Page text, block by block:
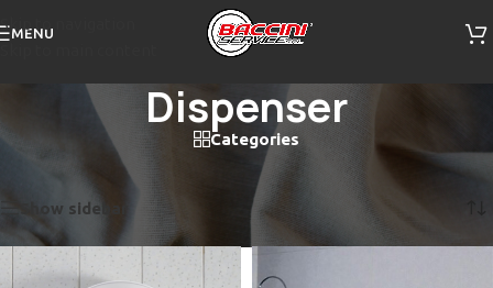
Skip to navigation
MENU
Dispenser
Categories
Dispenser Visualizzazione di 9 risultati
Show sidebar